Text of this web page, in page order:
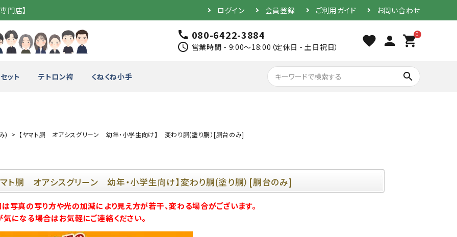
門店】 ログイン 会員登録 ご利用ガイド お問い合わせ
call 080-6422-3884
schedule 営業時間 - 9:00～18:00（定休日 - 土日祝日） favorite person 0
shopping_cart
ット テトロン袴 くねくね小手 search
） 垂（単品） 防具セット
竹のみ
) 【ヤマト胴 オアシスグリーン 幼年・小学生向け】 変わり胴(塗り胴）[胴台のみ]
マト胴 オアシスグリーン 幼年・小学生向け】変わり胴(塗り胴）[胴台のみ]
写真の写り方や光の加減により見え方が若干、変わる場合がございます。
になる場合はお気軽にご連絡ください。